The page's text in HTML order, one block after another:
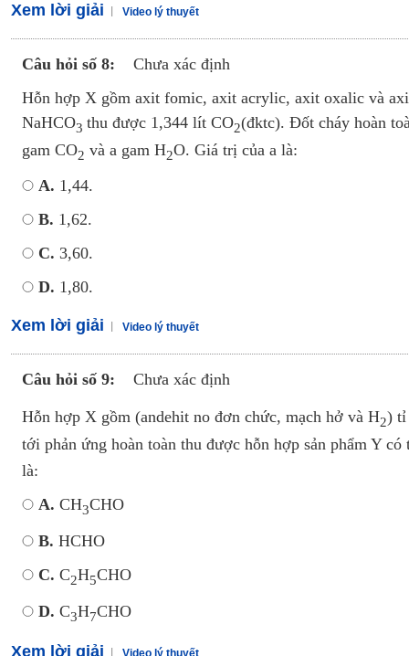
Xem lời giải Video lý thuyết
Câu hỏi số 8:
Chưa xác định
Hỗn hợp X gồm axit fomic, axit acrylic, axit oxalic và
NaHCO3 thu được 1,344 lít CO2(đktc). Đốt cháy hoàn
gam CO2 và a gam H2O. Giá trị của a là:
A. 1,44.
B. 1,62.
C. 3,60.
D. 1,80.
Xem lời giải Video lý thuyết
Câu hỏi số 9: Chưa xác định
Hỗn hợp X gồm (andehit no đơn chức, mạch hở và H2) tỉ
tới phản ứng hoàn toàn thu được hỗn hợp sản phẩm Y
là:
A. CH3CHO
B. HCHO
C. C2H5CHO
D. C3H7CHO
Xem lời giải